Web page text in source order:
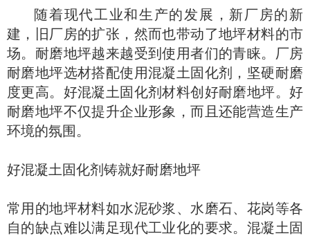
随着现代工业和生产的发展，新厂房的新
建，旧厂房的扩张，然而也带动了地坪材料的市
场。耐磨地坪越来越受到使用者们的青睐。厂房
耐磨地坪选材搭配使用混凝土固化剂，坚硬耐磨
度更高。好混凝土固化剂材料创好耐磨地坪。好
耐磨地坪不仅提升企业形象，而且还能营造生产
环境的氛围。
好混凝土固化剂铸就好耐磨地坪
常用的地坪材料如水泥砂浆、水磨石、花岗等各
自的缺点难以满足现代工业化的要求。混凝土固